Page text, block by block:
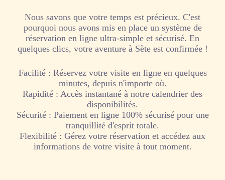
Nous savons que votre temps est précieux. C'est
pourquoi nous avons mis en place un système de
réservation en ligne ultra-simple et sécurisé. En
quelques clics, votre aventure à Sète est confirmée !
Facilité : Réservez votre visite en ligne en quelques
minutes, depuis n'importe où.
Rapidité : Accès instantané à notre calendrier des
disponibilités.
Sécurité : Paiement en ligne 100% sécurisé pour une
tranquillité d'esprit totale.
Flexibilité : Gérez votre réservation et accédez aux
informations de votre visite à tout moment.